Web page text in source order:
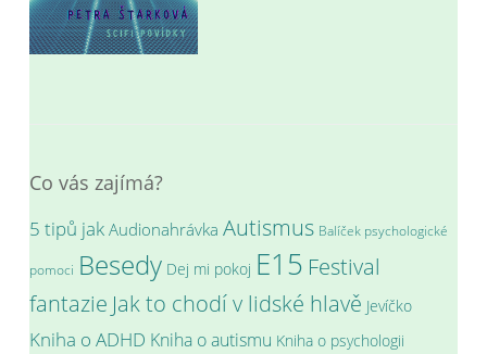
Co vás zajímá?
5 tipů jak Audionahrávka Autismus Balíček psychologické
pomoci Besedy Dej mi pokoj E15 Festival
fantazie Jak to chodí v lidské hlavě Jevíčko
Kniha o ADHD Kniha o autismu Kniha o psychologii